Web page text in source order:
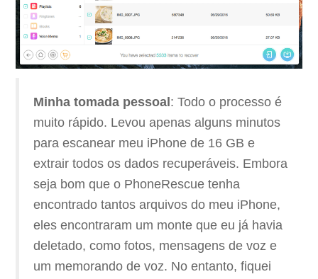
Minha tomada pessoal : Todo o processo é
muito rápido. Levou apenas alguns minutos
para escanear meu iPhone de 16 GB e
extrair todos os dados recuperáveis. Embora
seja bom que o PhoneRescue tenha
encontrado tantos arquivos do meu iPhone,
eles encontraram um monte que eu já havia
deletado, como fotos, mensagens de voz e
um memorando de voz. No entanto, fiquei